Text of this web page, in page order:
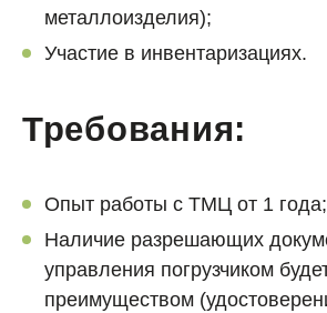
металлоизделия);
Участие в инвентаризациях.
Требования:
Опыт работы с ТМЦ от 1 года;
Наличие разрешающих
управления погрузчиком
преимуществом